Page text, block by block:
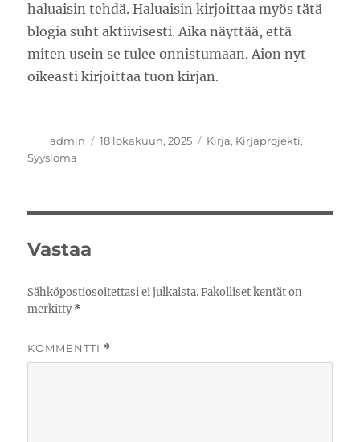
haluaisin tehdä. Haluaisin kirjoittaa myös tätä
blogia suht aktiivisesti. Aika näyttää, että
miten usein se tulee onnistumaan. Aion nyt
oikeasti kirjoittaa tuon kirjan.
Kirjoittaja
admin Julkaistu
18 lokakuun, 2025 Kategoriat
Kirja, Kirjaprojekti,
Syysloma
Vastaa
Sähköpostiosoitettasi ei julkaista. Pakolliset kentät on
merkitty*
KOMMENTTI *